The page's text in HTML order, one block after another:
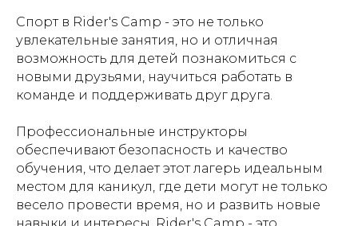
Спорт в Rider's Camp - это не только
увлекательные занятия, но и отличная
возможность для детей познакомиться с
новыми друзьями, научиться работать в
команде и поддерживать друг друга.
Профессиональные инструкторы
обеспечивают безопасность и качество
обучения, что делает этот лагерь идеальным
местом для каникул, где дети могут не только
весело провести время, но и развить новые